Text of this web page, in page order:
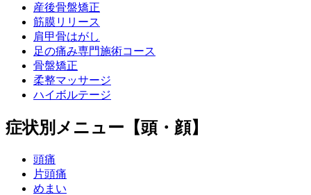
産後骨盤矯正
筋膜リリース
肩甲骨はがし
足の痛み専門施術コース
骨盤矯正
柔整マッサージ
ハイボルテージ
症状別メニュー【頭・顔】
頭痛
片頭痛
めまい